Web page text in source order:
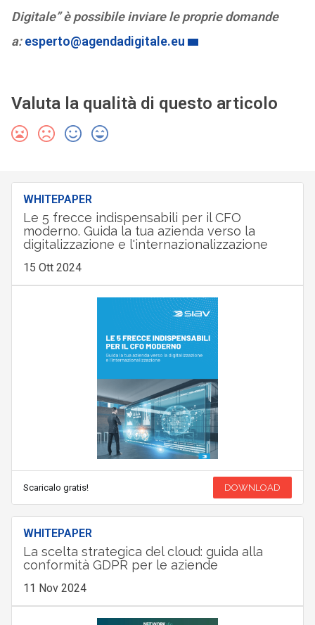
Digitale” è possibile inviare le proprie domande
a:esperto@agendadigitale.eu
Valuta la qualità di questo articolo
WHITEPAPER
Le 5 frecce indispensabili per il CFO
moderno. Guida la tua azienda verso la
digitalizzazione e l'internazionalizzazione
15 Ott 2024
Scaricalo gratis! DOWNLOAD
WHITEPAPER
La scelta strategica del cloud: guida alla
conformità GDPR per le aziende
11 Nov 2024